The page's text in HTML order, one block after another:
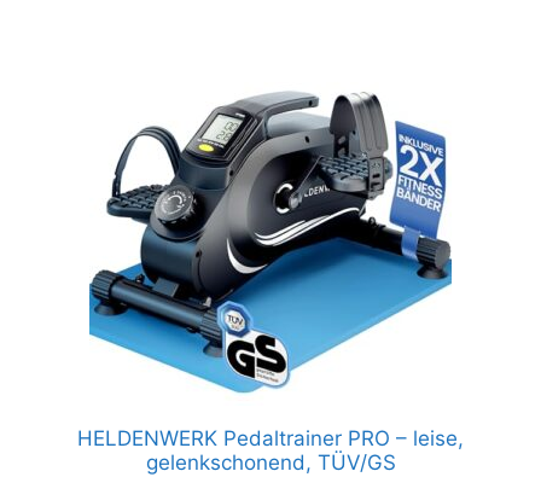
HELDENWERK Pedaltrainer PRO – leise,
gelenkschonend, TÜV/GS